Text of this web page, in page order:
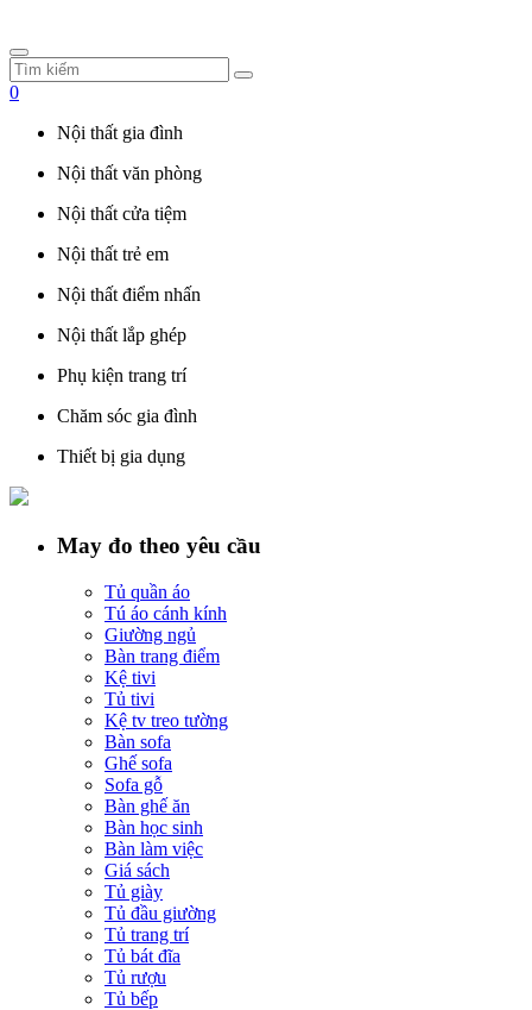
0
Nội thất gia đình
Nội thất văn phòng
Nội thất cửa tiệm
Nội thất trẻ em
Nội thất điểm nhấn
Nội thất lắp ghép
Phụ kiện trang trí
Chăm sóc gia đình
Thiết bị gia dụng
May đo theo yêu cầu
Tủ quần áo
Tú áo cánh kính
Giường ngủ
Bàn trang điểm
Kệ tivi
Tủ tivi
Kệ tv treo tường
Bàn sofa
Ghế sofa
Sofa gỗ
Bàn ghế ăn
Bàn học sinh
Bàn làm việc
Giá sách
Tủ giày
Tủ đầu giường
Tủ trang trí
Tủ bát đĩa
Tủ rượu
Tủ bếp